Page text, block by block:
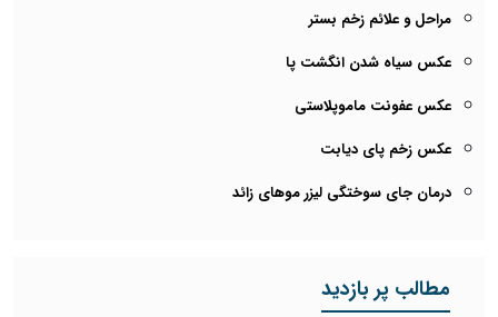
مراحل و علائم زخم بستر
عکس سیاه شدن انگشت پا
عکس عفونت ماموپلاستی
عکس زخم پای دیابت
درمان جای سوختگی لیزر موهای زائد
مطالب پر بازدید